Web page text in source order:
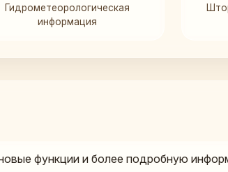
Гидрометеорологическая
информация
функции и более подробную